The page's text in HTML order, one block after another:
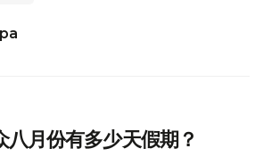
八月份有多少天假期？